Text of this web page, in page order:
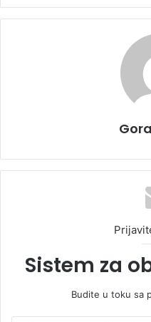
Sistem za
Budite u toku sa